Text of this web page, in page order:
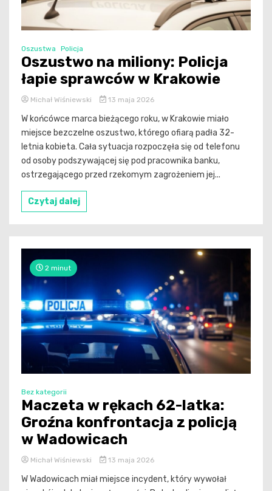
Oszustwa Policja
Oszustwo na miliony: Policja
łapie sprawców w Krakowie
Michał Wiśniewski 13 maja 2026
W końcówce marca bieżącego roku, w Krakowie miało
miejsce bezczelne oszustwo, którego ofiarą padła 32-
letnia kobieta. Cała sytuacja rozpoczęła się od telefonu
od osoby podszywającej się pod pracownika banku,
ostrzegającego przed rzekomym zagrożeniem jej...
Czytaj dalej
2 minut
Bez kategorii
Maczeta w rękach 62-latka:
Groźna konfrontacja z policją
w Wadowicach
Michał Wiśniewski 13 maja 2026
W Wadowicach miał miejsce incydent, który wywołał